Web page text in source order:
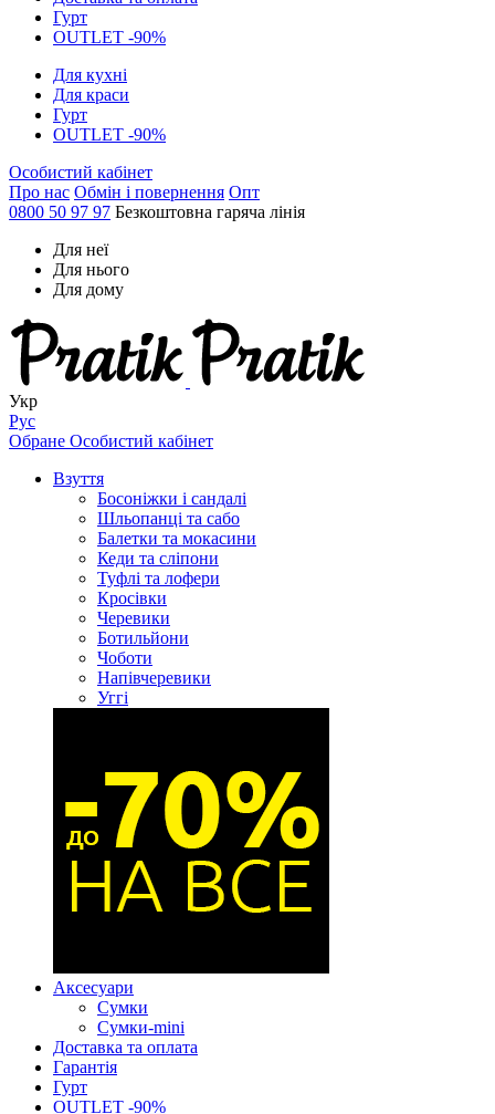
Гурт
OUTLET -90%
Для кухні
Для краси
Гурт
OUTLET -90%
Особистий кабінет
Про нас Обмін і повернення Опт
0800 50 97 97 Безкоштовна гаряча лінія
Для неї
Для нього
Для дому
Укр
Рус
Обране Особистий кабінет
Взуття
Босоніжки і сандалі
Шльопанці та сабо
Балетки та мокасини
Кеди та сліпони
Туфлі та лофери
Кросівки
Черевики
Ботильйони
Чоботи
Напівчеревики
Уггі
Аксесуари
Сумки
Сумки-mini
Доставка та оплата
Гарантія
Гурт
OUTLET -90%